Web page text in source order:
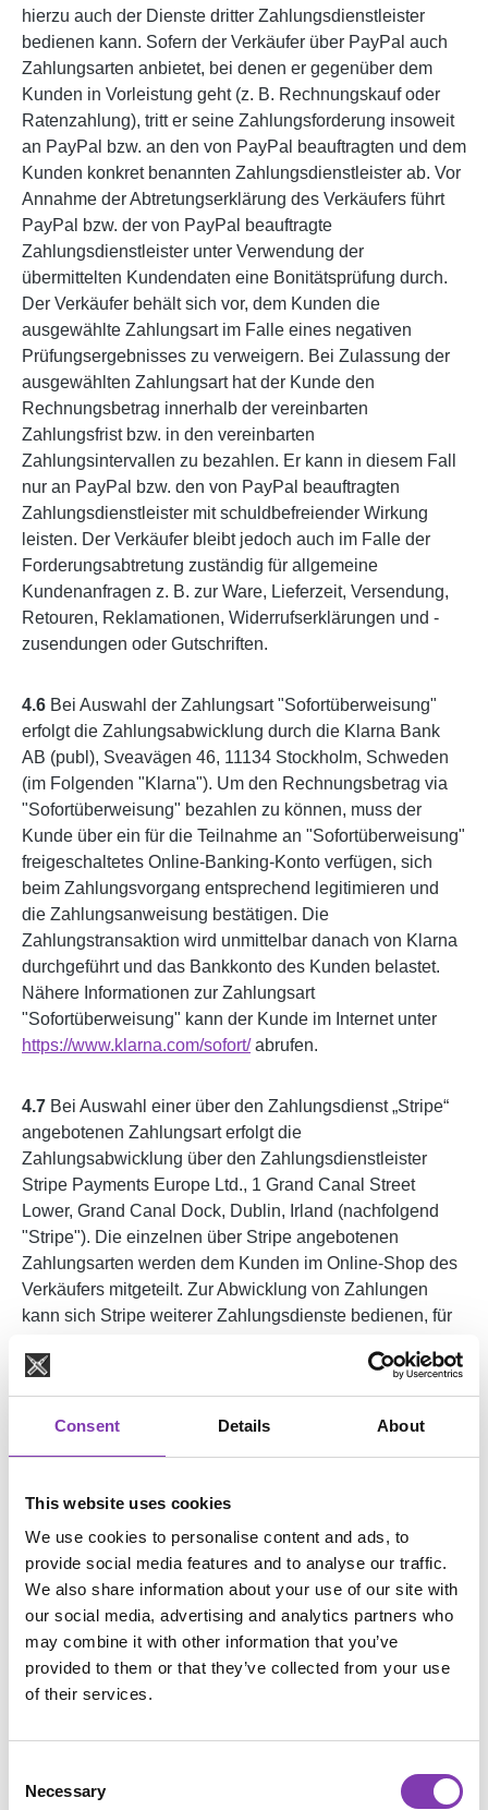
Consent Details About
This website uses cookies
We use cookies to personalise content and ads, to
provide social media features and to analyse our traffic.
We also share information about your use of our site with
our social media, advertising and analytics partners who
may combine it with other information that you’ve
provided to them or that they’ve collected from your use
of their services.
Selection
Necessary
hierzu auch der Dienste dritter Zahlungsdienstleister
bedienen kann. Sofern der Verkäufer über PayPal auch
Zahlungsarten anbietet, bei denen er gegenüber dem
Kunden in Vorleistung geht (z. B. Rechnungskauf oder
Ratenzahlung), tritt er seine Zahlungsforderung insoweit
an PayPal bzw. an den von PayPal beauftragten und dem
Kunden konkret benannten Zahlungsdienstleister ab. Vor
Annahme der Abtretungserklärung des Verkäufers führt
PayPal bzw. der von PayPal beauftragte
Zahlungsdienstleister unter Verwendung der
übermittelten Kundendaten eine Bonitätsprüfung durch.
Der Verkäufer behält sich vor, dem Kunden die
ausgewählte Zahlungsart im Falle eines negativen
Prüfungsergebnisses zu verweigern. Bei Zulassung der
ausgewählten Zahlungsart hat der Kunde den
Rechnungsbetrag innerhalb der vereinbarten
Zahlungsfrist bzw. in den vereinbarten
Zahlungsintervallen zu bezahlen. Er kann in diesem Fall
nur an PayPal bzw. den von PayPal beauftragten
Zahlungsdienstleister mit schuldbefreiender Wirkung
leisten. Der Verkäufer bleibt jedoch auch im Falle der
Forderungsabtretung zuständig für allgemeine
Kundenanfragen z. B. zur Ware, Lieferzeit, Versendung,
Retouren, Reklamationen, Widerrufserklärungen und -
zusendungen oder Gutschriften.
4.6 Bei Auswahl der Zahlungsart "Sofortüberweisung"
erfolgt die Zahlungsabwicklung durch die Klarna Bank
AB (publ), Sveavägen 46, 11134 Stockholm, Schweden
(im Folgenden "Klarna"). Um den Rechnungsbetrag via
"Sofortüberweisung" bezahlen zu können, muss der
Kunde über ein für die Teilnahme an "Sofortüberweisung"
freigeschaltetes Online-Banking-Konto verfügen, sich
beim Zahlungsvorgang entsprechend legitimieren und
die Zahlungsanweisung bestätigen. Die
Zahlungstransaktion wird unmittelbar danach von Klarna
durchgeführt und das Bankkonto des Kunden belastet.
Nähere Informationen zur Zahlungsart
"Sofortüberweisung" kann der Kunde im Internet unter
https://www.klarna.com/sofort/abrufen.
4.7 Bei Auswahl einer über den Zahlungsdienst „Stripe“
angebotenen Zahlungsart erfolgt die
Zahlungsabwicklung über den Zahlungsdienstleister
Stripe Payments Europe Ltd., 1 Grand Canal Street
Lower, Grand Canal Dock, Dublin, Irland (nachfolgend
"Stripe"). Die einzelnen über Stripe angebotenen
Zahlungsarten werden dem Kunden im Online-Shop des
Verkäufers mitgeteilt. Zur Abwicklung von Zahlungen
kann sich Stripe weiterer Zahlungsdienste bedienen, für
der Kunde ggf. gesondert hingewiesen wird. Weitere
Informationen zu Stripe sind im Internet unter
https://stripe.com
abrufbar.
der Rechnungsbetrag mit Vertragsschluss sofort fällig.
Die Zahlungsabwicklung erfolgt über den
Zahlungsdienstleister Stripe Payments Europe Ltd., 1
Grand Canal Street Lower, Grand Canal Dock, Dublin,
Irland (im Folgenden: „Stripe“). Stripe behält sich vor, eine
Bonitätsprüfung durchzuführen und diese Zahlungsart bei
negativer Bonitätsprüfung abzulehnen.
Bietet der Verkäufer den Versand der Ware an, so
erfolgt die Lieferung innerhalb des vom Verkäufer